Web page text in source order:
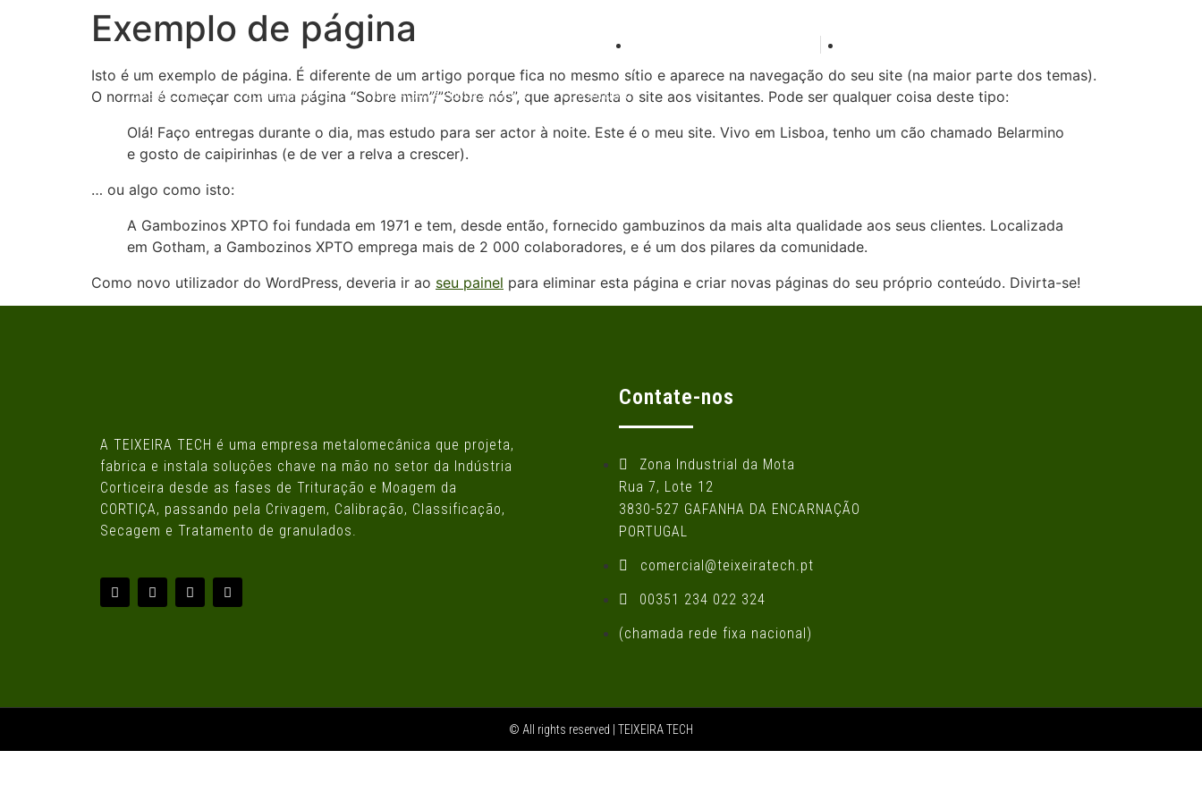
TEIXEIRA TECH EQUIPAMENTOS INOVAÇÃO e PUBLICAÇÕES CONTATOS
Exemplo de página
Isto é um exemplo de página. É diferente de um artigo porque fica no mesmo sítio e aparece na navegação do seu site (na maior parte dos temas).
O normal é começar com uma página “Sobre mim”/”Sobre nós”, que apresenta o site aos visitantes. Pode ser qualquer coisa deste tipo:
Olá! Faço entregas durante o dia, mas estudo para ser actor à noite. Este é o meu site. Vivo em Lisboa, tenho um cão chamado Belarmino
e gosto de caipirinhas (e de ver a relva a crescer).
… ou algo como isto:
A Gambozinos XPTO foi fundada em 1971 e tem, desde então, fornecido gambuzinos da mais alta qualidade aos seus clientes. Localizada
em Gotham, a Gambozinos XPTO emprega mais de 2 000 colaboradores, e é um dos pilares da comunidade.
Como novo utilizador do WordPress, deveria ir ao seu painel para eliminar esta página e criar novas páginas do seu próprio conteúdo. Divirta-se!
A TEIXEIRA TECH é uma empresa metalomecânica que projeta,
fabrica e instala soluções chave na mão no setor da Indústria
Corticeira desde as fases de Trituração e Moagem da
CORTIÇA, passando pela Crivagem, Calibração, Classificação,
Secagem e Tratamento de granulados.
Contate-nos
Zona Industrial da Mota
Rua 7, Lote 12
3830-527 GAFANHA DA ENCARNAÇÃO
PORTUGAL
comercial@teixeiratech.pt
00351 234 022 324
(chamada rede fixa nacional)
© All rights reserved | TEIXEIRA TECH